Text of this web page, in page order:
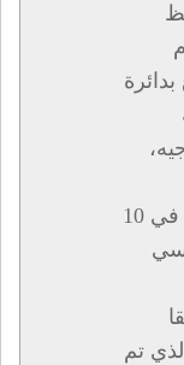
المرسوم رقم 2.02.854 الصادر في 10
الذي تم